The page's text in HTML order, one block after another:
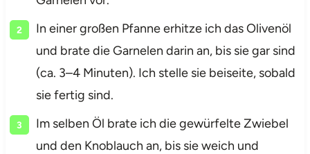
In einer großen Pfanne erhitze ich das Olivenöl
und brate die Garnelen darin an, bis sie gar sind
(ca. 3–4 Minuten). Ich stelle sie beiseite, sobald
sie fertig sind.
Im selben Öl brate ich die gewürfelte Zwiebel
und den Knoblauch an, bis sie weich und